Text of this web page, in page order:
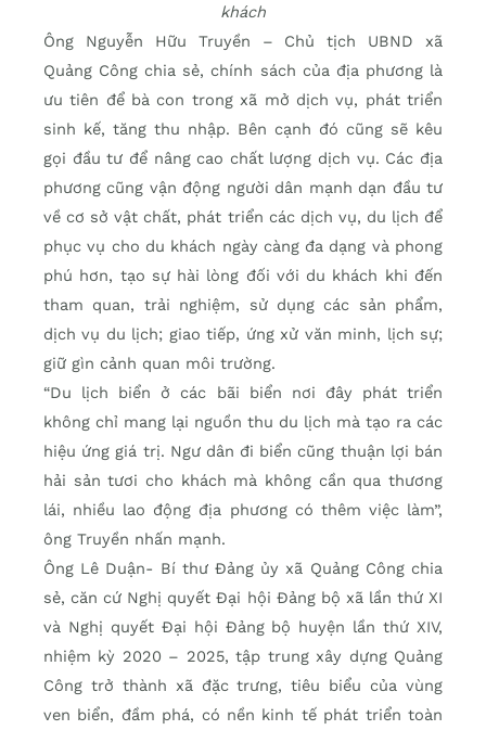
khách
Ông Nguyễn Hữu Truyền – Chủ tịch UBND xã
Quảng Công chia sẻ, chính sách của địa phương là
ưu tiên để bà con trong xã mở dịch vụ, phát triển
sinh kế, tăng thu nhập. Bên cạnh đó cũng sẽ kêu
gọi đầu tư để nâng cao chất lượng dịch vụ. Các địa
phương cũng vận động người dân mạnh dạn đầu tư
về cơ sở vật chất, phát triển các dịch vụ, du lịch để
phục vụ cho du khách ngày càng đa dạng và phong
phú hơn, tạo sự hài lòng đối với du khách khi đến
tham quan, trải nghiệm, sử dụng các sản phẩm,
dịch vụ du lịch; giao tiếp, ứng xử văn minh, lịch sự;
giữ gìn cảnh quan môi trường.
“Du lịch biển ở các bãi biển nơi đây phát triển
không chỉ mang lại nguồn thu du lịch mà tạo ra các
hiệu ứng giá trị. Ngư dân đi biển cũng thuận lợi bán
hải sản tươi cho khách mà không cần qua thương
lái, nhiều lao động địa phương có thêm việc làm”,
ông Truyền nhấn mạnh.
Ông Lê Duận- Bí thư Đảng ủy xã Quảng Công chia
sẻ, căn cứ Nghị quyết Đại hội Đảng bộ xã lần thứ XI
và Nghị quyết Đại hội Đảng bộ huyện lần thứ XIV,
nhiệm kỳ 2020 – 2025, tập trung xây dựng Quảng
Công trở thành xã đặc trưng, tiêu biểu của vùng
ven biển, đầm phá, có nền kinh tế phát triển toàn